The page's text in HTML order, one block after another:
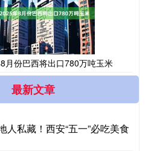
月份巴西将出口780万吨玉米
最新文章
人私藏！西安“五一”必吃美食